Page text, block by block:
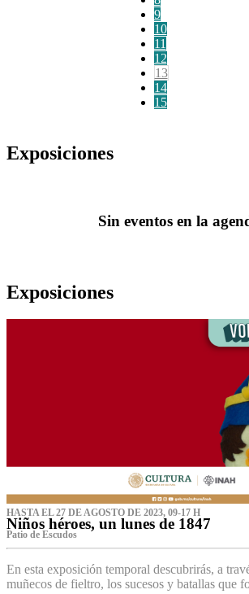
9
10
11
12
13
14
15
Exposiciones
Sin eventos en la
Exposiciones
HASTA EL 27 DE AGOSTO DE 2023, 09-17 H
Niños héroes, un lunes de 1847
Patio de Escudos
En esta exposición temporal descubrirás, a
muñecos de fieltro, los sucesos y batallas que